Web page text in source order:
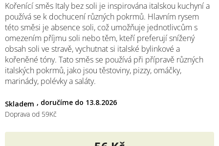
Skladem 13.8.2026
Kořenící směs Italy bez soli je inspirována italskou kuchyní a
používá se k dochucení různých pokrmů. Hlavním rysem
této směsi je absence soli, což umožňuje jednotlivcům s
omezením příjmu soli nebo těm, kteří preferují snížený
obsah soli ve stravě, vychutnat si italské bylinkové a
kořeněné tóny. Tato směs se používá při přípravě různých
italských pokrmů, jako jsou těstoviny, pizzy, omáčky,
marinády, polévky a saláty.
Doprava od 59Kč